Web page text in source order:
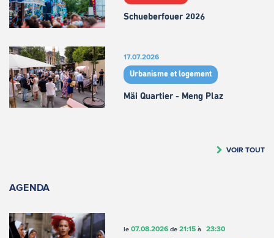
Schueberfouer 2026
17.07.2026
Urbanisme et logement
Mäi Quartier - Meng Plaz
VOIR TOUT
AGENDA
le 07.08.2026de 21:15à 23:30